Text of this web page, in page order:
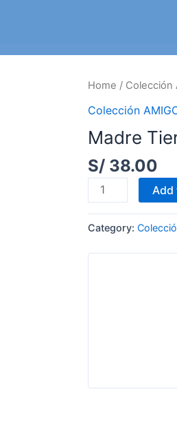
Home / Colección
Colección
Madre
S/ 38.00
Madre
Tierra
Hojas
en
Category: